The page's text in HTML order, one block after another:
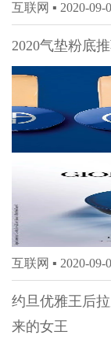
互联网 ▪ 2020-09-
2020气垫粉底
互联网 ▪ 2020-09-
约旦优雅王后
来的女王